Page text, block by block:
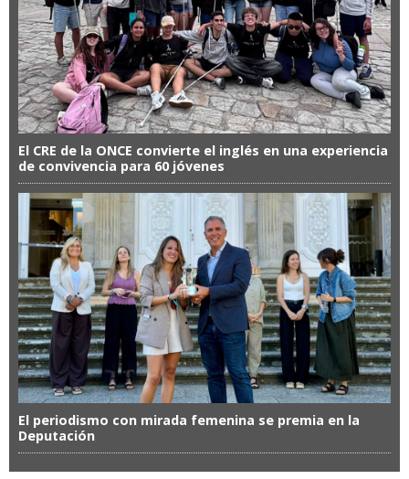
El CRE de la ONCE convierte el inglés en una experiencia
de convivencia para 60 jóvenes
El periodismo con mirada femenina se premia en la
Deputación